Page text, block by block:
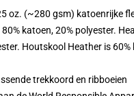
oz. (~280 gsm) katoenrijke
katoen, 20% polyester.
Houtskool Heather is 60%
trekkoord en ribboeien